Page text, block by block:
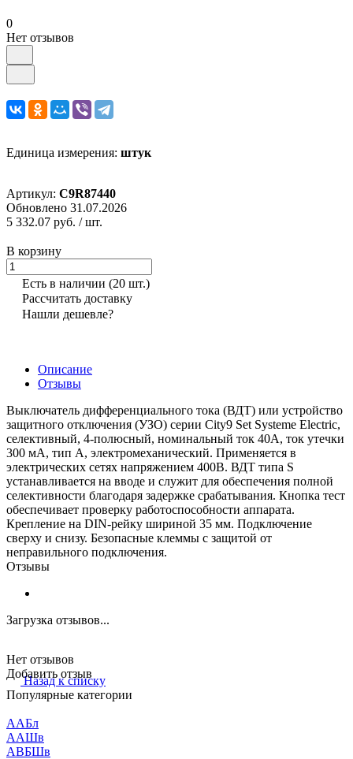
0
Нет отзывов
Единица измерения: штук
Артикул: C9R87440
Обновлено 31.07.2026
5 332.07 руб. / шт.
В корзину
Есть в наличии (20 шт.)
Рассчитать доставку
Нашли дешевле?
Описание
Отзывы
Выключатель дифференциального тока (ВДТ) или устройство
защитного отключения (УЗО) серии City9 Set Systeme Electric,
селективный, 4-полюсный, номинальный ток 40А, ток утечки
300 мА, тип А, электромеханический. Применяется в
электрических сетях напряжением 400В. ВДТ типа S
устанавливается на вводе и служит для обеспечения полной
селективности благодаря задержке срабатывания. Кнопка тест
обеспечивает проверку работоспособности аппарата.
Крепление на DIN-рейку шириной 35 мм. Подключение
сверху и снизу. Безопасные клеммы с защитой от
неправильного подключения.
Отзывы
Загрузка отзывов...
Нет отзывов
Добавить отзыв
Назад к списку
Популярные категории
ААБл
ААШв
АВБШв